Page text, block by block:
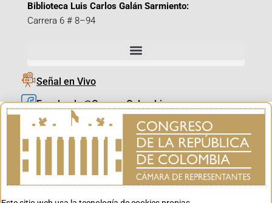
Biblioteca Luis Carlos Galán Sarmiento:
Carrera 6 # 8–94
Señal en Vivo
Facebook_@CamaraColombia
Instagram_@CamaraColombia
X_@CamaraColombia
Youtube_@CamaraColombia